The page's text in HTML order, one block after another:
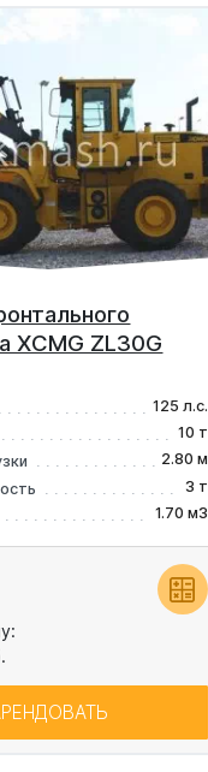
XCMG ZL30G
125 л.с.
10 т
2.80 м
3 т
1.70 м3